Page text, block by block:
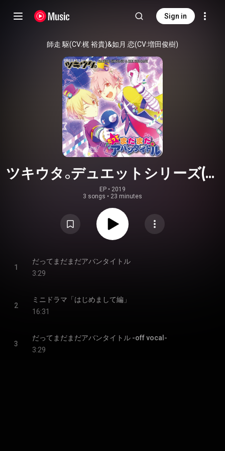
Sign in
師走 駆(CV:梶 裕貴)&如月 恋(CV:増田俊樹)
ツキウタ。デュエットシリーズ(年
少組1)師走 駆&如月 恋「だってまだ
まだアバンタイトル」
EP • 2019
3 songs • 23 minutes
1
だってまだまだアバンタイトル
3:29
2
ミニドラマ「はじめまして編」
16:31
3
だってまだまだアバンタイトル -off vocal-
3:29